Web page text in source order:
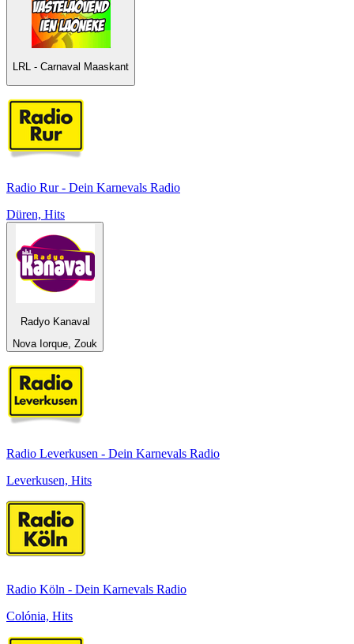
LRL - Carnaval Maaskant
Radio Rur - Dein Karnevals Radio
Düren, Hits
Radyo Kanaval
Nova Iorque, Zouk
Radio Leverkusen - Dein Karnevals Radio
Leverkusen, Hits
Radio Köln - Dein Karnevals Radio
Colónia, Hits